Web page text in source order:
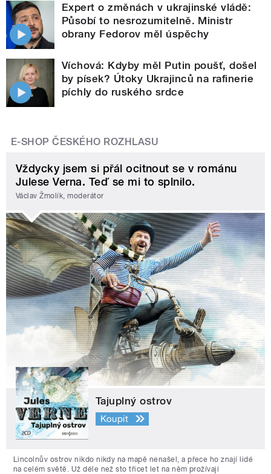
Expert o změnách v ukrajinské vládě:
Působí to nesrozumitelně. Ministr
obrany Fedorov měl úspěchy
Víchová: Kdyby měl Putin poušť, došel
by písek? Útoky Ukrajinců na rafinerie
píchly do ruského srdce
E-SHOP ČESKÉHO ROZHLASU
Vždycky jsem si přál ocitnout se v románu
Julese Verna. Teď se mi to splnilo.
Václav Žmolík, moderátor
Tajuplný ostrov
Koupit
Lincolnův ostrov nikdo nikdy na mapě nenašel, a přece ho znají lidé
na celém světě. Už déle než sto třicet let na něm prožívají